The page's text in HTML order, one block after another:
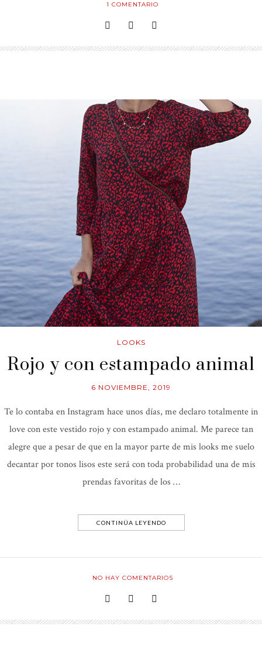
1 COMENTARIO
LOOKS
Rojo y con estampado animal
6 NOVIEMBRE, 2019
Te lo contaba en Instagram hace unos días, me declaro totalmente in
love con este vestido rojo y con estampado animal. Me parece tan
alegre que a pesar de que en la mayor parte de mis looks me suelo
decantar por tonos lisos este será con toda probabilidad una de mis
prendas favoritas de los …
CONTINÚA LEYENDO
NO HAY COMENTARIOS